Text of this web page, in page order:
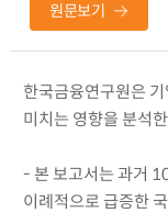
원문보기
한국금융연구원은
미치는 영향을 분석
- 본 보고서는 과거
이례적으로 급증한